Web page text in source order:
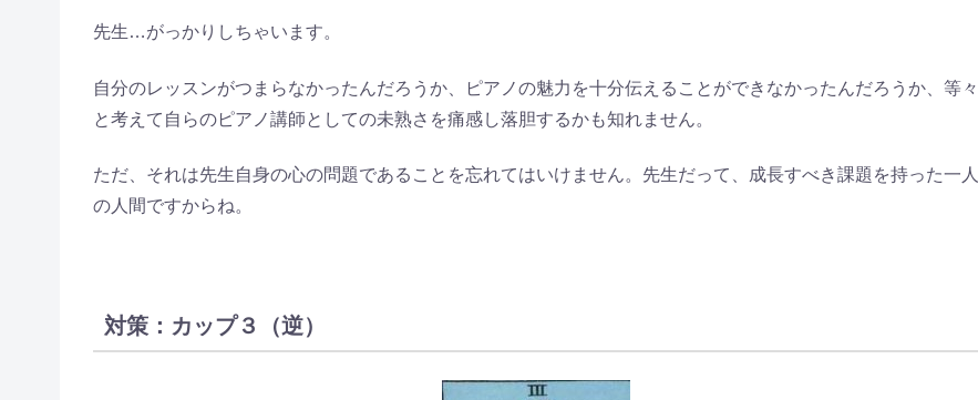
先生…がっかりしちゃいます。
自分のレッスンがつまらなかったんだろうか、ピアノの魅力を十分伝えることができなかったんだろうか、等々
と考えて自らのピアノ講師としての未熟さを痛感し落胆するかも知れません。
ただ、それは先生自身の心の問題であることを忘れてはいけません。先生だって、成長すべき課題を持った一人
の人間ですからね。
対策：カップ３（逆）